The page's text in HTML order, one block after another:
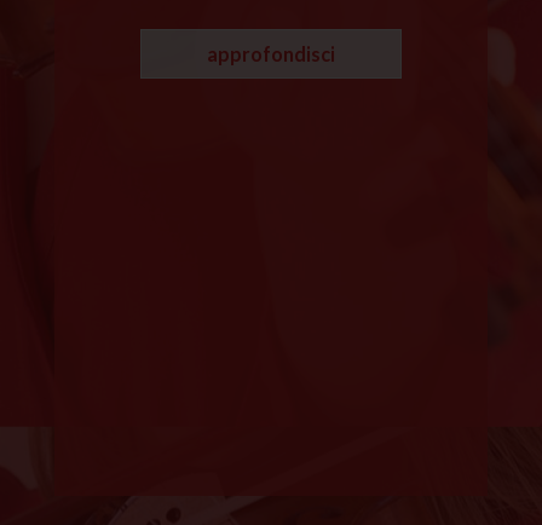
approfondisci